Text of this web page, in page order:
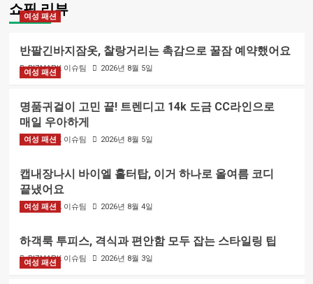
쇼핑 리뷰
여성 패션
반팔긴바지잠옷, 찰랑거리는 촉감으로 꿀잠 예약했어요
BIZMARK 이슈팀 2026년 8월 5일
여성 패션
명품귀걸이 고민 끝! 트렌디고 14k 도금 CC라인으로
매일 우아하게
BIZMARK 이슈팀 2026년 8월 5일
여성 패션
캡내장나시 바이엘 홀터탑, 이거 하나로 올여름 코디
끝냈어요
BIZMARK 이슈팀 2026년 8월 4일
여성 패션
하객룩 투피스, 격식과 편안함 모두 잡는 스타일링 팁
BIZMARK 이슈팀 2026년 8월 3일
여성 패션